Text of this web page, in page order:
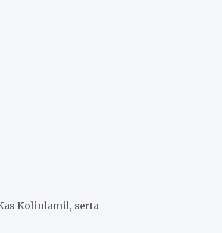
Kolinlamil, serta